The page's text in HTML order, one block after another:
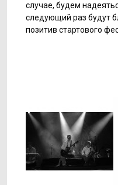
случае, будем
следующий раз будут
позитив стартового